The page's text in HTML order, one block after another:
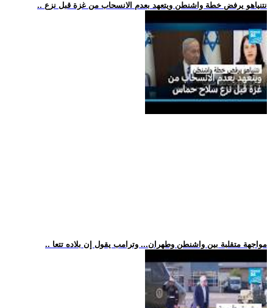
.. نتنياهو يرفض خطة واشنطن ويتعهد بعدم الانسحاب من غزة قبل نزع
.. مواجهة متقلبة بين واشنطن وطهران... وترامب يقول إن بلاده تتعا